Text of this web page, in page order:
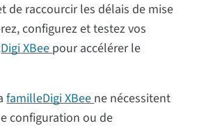
de raccourcir les délais de mise
configurez et testez vos
Digi XBeepour accélérer le
familleDigi XBeene nécessitent
configuration ou de